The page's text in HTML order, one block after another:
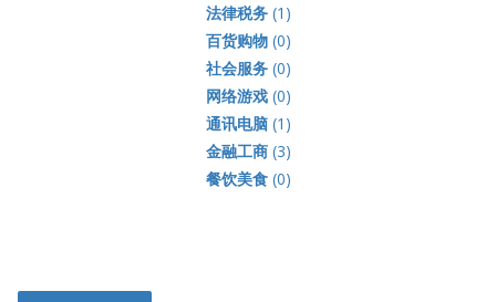
法律税务(1)
百货购物(0)
社会服务(0)
网络游戏(0)
通讯电脑(1)
金融工商(3)
餐饮美食(0)